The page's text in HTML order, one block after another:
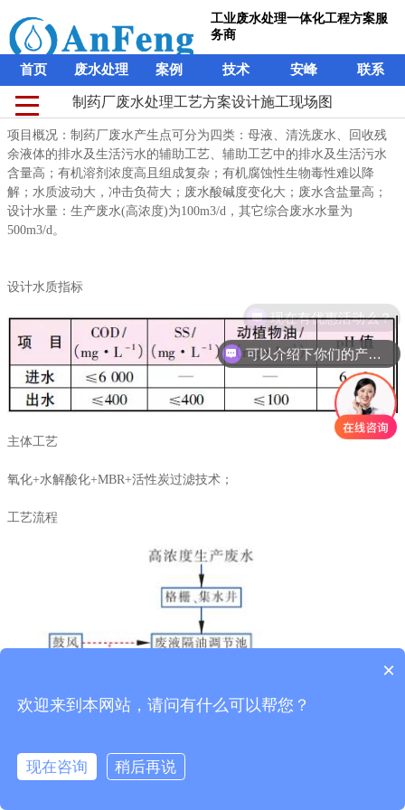
工业废水处理一体化工程方案服
务商
首页 废水处理 案例 技术 安峰 联系
制药厂废水处理工艺方案设计施工现场图
项目概况：制药厂废水产生点可分为四类：母液、清洗废水、回收残
余液体的排水及生活污水的辅助工艺、辅助工艺中的排水及生活污水
含量高；有机溶剂浓度高且组成复杂；有机腐蚀性生物毒性难以降
解；水质波动大，冲击负荷大；废水酸碱度变化大；废水含盐量高；
设计水量：生产废水(高浓度)为100m3/d，其它综合废水水量为
500m3/d。
设计水质指标
主体工艺
氧化+水解酸化+MBR+活性炭过滤技术；
工艺流程
务商
首页 废水处理 案例 技术 安峰 联系
制药厂废水处理工艺方案设计施工现场图
项目概况：制药厂废水产生点可分为四类：母液、清洗废水、回收残
余液体的排水及生活污水的辅助工艺、辅助工艺中的排水及生活污水
含量高；有机溶剂浓度高且组成复杂；有机腐蚀性生物毒性难以降
解；水质波动大，冲击负荷大；废水酸碱度变化大；废水含盐量高；
设计水量：生产废水(高浓度)为100m3/d，其它综合废水水量为
500m3/d。
设计水质指标
主体工艺
氧化+水解酸化+MBR+活性炭过滤技术；
工艺流程
可以介绍下你们的产品么？
现在有优惠活动么？
×
欢迎来到本网站，请问有什么可以帮您？
现在咨询 稍后再说